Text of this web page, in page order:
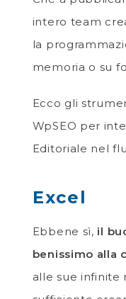
intero team
la
memoria o su
Ecco gli
WpSEO per
Editoriale nel
Excel
Ebbene sì, il
benissimo alla
alle sue infinite